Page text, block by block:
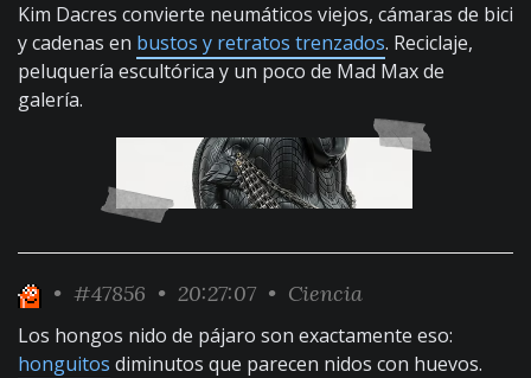
Kim Dacres convierte neumáticos viejos, cámaras de bici
y cadenas en bustos y retratos trenzados. Reciclaje,
peluquería escultórica y un poco de Mad Max de
galería.
• #47856 • 20:27:07 • Ciencia
Los hongos nido de pájaro son exactamente eso:
honguitos diminutos que parecen nidos con huevos.